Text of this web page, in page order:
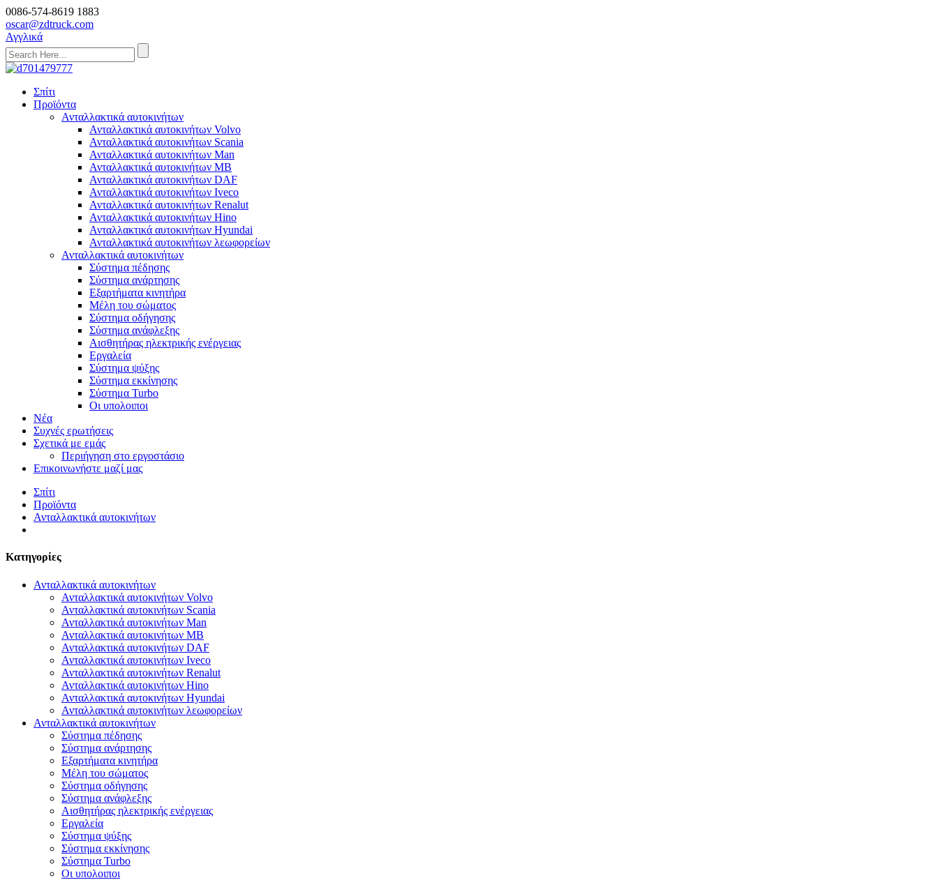
0086-574-8619 1883
oscar@zdtruck.com
Αγγλικά
Σπίτι
Προϊόντα
Ανταλλακτικά αυτοκινήτων
Ανταλλακτικά αυτοκινήτων Volvo
Ανταλλακτικά αυτοκινήτων Scania
Ανταλλακτικά αυτοκινήτων Man
Ανταλλακτικά αυτοκινήτων MB
Ανταλλακτικά αυτοκινήτων DAF
Ανταλλακτικά αυτοκινήτων Iveco
Ανταλλακτικά αυτοκινήτων Renalut
Ανταλλακτικά αυτοκινήτων Hino
Ανταλλακτικά αυτοκινήτων Hyundai
Ανταλλακτικά αυτοκινήτων λεωφορείων
Ανταλλακτικά αυτοκινήτων
Σύστημα πέδησης
Σύστημα ανάρτησης
Εξαρτήματα κινητήρα
Μέλη του σώματος
Σύστημα οδήγησης
Σύστημα ανάφλεξης
Αισθητήρας ηλεκτρικής ενέργειας
Εργαλεία
Σύστημα ψύξης
Σύστημα εκκίνησης
Σύστημα Turbo
Οι υπολοιποι
Νέα
Συχνές ερωτήσεις
Σχετικά με εμάς
Περιήγηση στο εργοστάσιο
Επικοινωνήστε μαζί μας
Σπίτι
Προϊόντα
Ανταλλακτικά αυτοκινήτων
Κατηγορίες
Ανταλλακτικά αυτοκινήτων
Ανταλλακτικά αυτοκινήτων Volvo
Ανταλλακτικά αυτοκινήτων Scania
Ανταλλακτικά αυτοκινήτων Man
Ανταλλακτικά αυτοκινήτων MB
Ανταλλακτικά αυτοκινήτων DAF
Ανταλλακτικά αυτοκινήτων Iveco
Ανταλλακτικά αυτοκινήτων Renalut
Ανταλλακτικά αυτοκινήτων Hino
Ανταλλακτικά αυτοκινήτων Hyundai
Ανταλλακτικά αυτοκινήτων λεωφορείων
Ανταλλακτικά αυτοκινήτων
Σύστημα πέδησης
Σύστημα ανάρτησης
Εξαρτήματα κινητήρα
Μέλη του σώματος
Σύστημα οδήγησης
Σύστημα ανάφλεξης
Αισθητήρας ηλεκτρικής ενέργειας
Εργαλεία
Σύστημα ψύξης
Σύστημα εκκίνησης
Σύστημα Turbo
Οι υπολοιποι